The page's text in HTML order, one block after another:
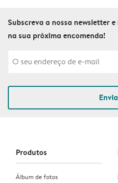
Subscreva a nossa newsletter
na sua próxima encomenda!
Produtos
Álbum de fotos